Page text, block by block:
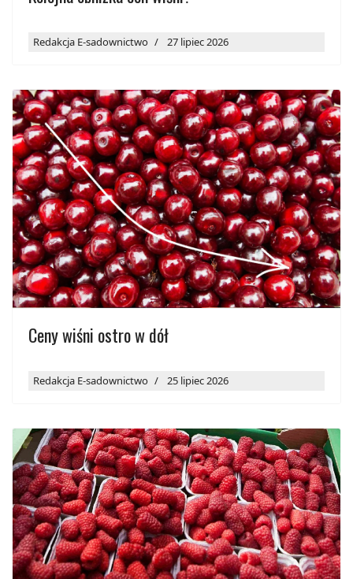
Redakcja E-sadownictwo 27 lipiec 2026
Ceny wiśni ostro w dół
Redakcja E-sadownictwo 25 lipiec 2026